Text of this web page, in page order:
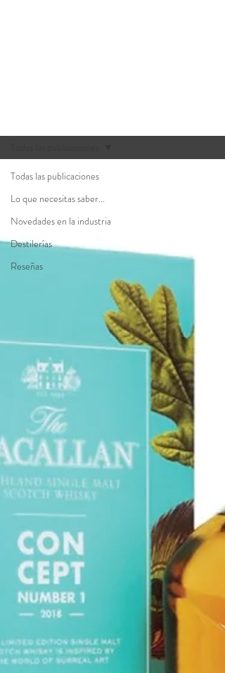
Todas las publicaciones
Lo que necesitas saber...
Novedades en la industria
Destilerías
Reseñas